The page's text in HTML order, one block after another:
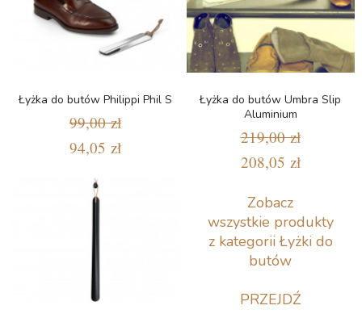
Łyżka do butów Philippi Phil S
99,00 zł
94,05 zł
Łyżka do butów Umbra Slip
Aluminium
219,00 zł
208,05 zł
Zobacz
wszystkie produkty
z kategorii Łyżki do
butów
PRZEJDŹ